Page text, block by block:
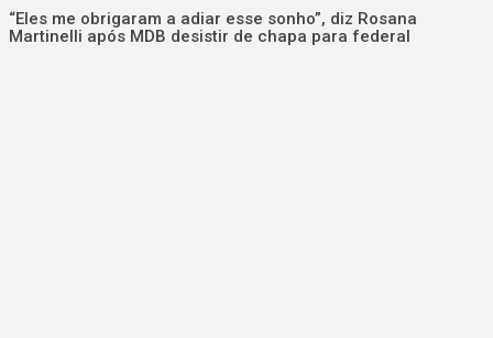
“Eles me obrigaram a adiar esse sonho”, diz Rosana
Martinelli após MDB desistir de chapa para federal